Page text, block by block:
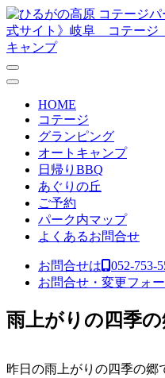
コンテンツへスキップ
メ
イ
ン
HOME
コテージ
グランピング
オートキャンプ
日帰りBBQ
あぐりの丘
ご予約
パーク内マップ
よくあるお問合せ
お問合せは 052-753-
お問合せ・変更フォ
雨上がりの四季
昨日の雨上がりの四季の